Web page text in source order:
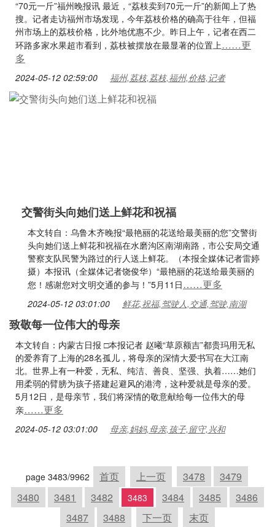
“70元一斤”福州晚报讯 最近，“荔枝卖到70元一斤”的新闻上了热
搜。记者走访福州市场发现，今年荔枝价格的确高于往年，但福
州市场上的荔枝价格，比外地优惠不少。昨日上午，记者在西二
环路多家水果超市看到，荔枝被摆放在最显著的位置上……更
多
2024-05-12 02:59:00 福州,荔枝,荔枝,福州,价格,记者
交警街头向她们送上鲜花和祝福
本文转自：乌鲁木齐晚报“最艳丽的花送给最美丽的您”交警街
头向她们送上鲜花和祝福在水磨沟区南湖南路，市公安局交通
警察支队民警为路过的行人送上鲜花。（本报全媒体记者雷婷
摄）本报讯（全媒体记者饶俊华）“最艳丽的花送给最美丽的
您！感谢您对文明交通的参与！”5月11日……更多
2024-05-12 03:01:00 鲜花,祝福,驾驶人,交通,驾驶,南湖
致敬每一位伟大的母亲
本文转自：内蒙古日报 □本报记者 赵曦“草原额吉”都贵玛用无私
的爱养育了上海的28名孤儿，将母亲的深情大爱书写在大江南
北。世界上有一种爱，无私、纯洁、善良、坚强、执着……她们
用柔弱的臂膀为孩子搭建起避风的港湾，这种爱就是母亲的爱。
5月12日，是母亲节，我们将深情的敬意献给每一位伟大的母
亲……更多
2024-05-12 03:01:00 母亲,妈妈,母亲,孩子,留守,兴和
page 3483/9962 首页 上一页 3478
3479
3480
3481 3482 3483 3484 3485
3486
3487
3488 下一页 末页